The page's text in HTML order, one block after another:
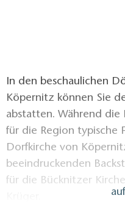
In den beschaulichen
Köpernitz können Sie
abstatten. Während
für die Region typische
Dorfkirche von
beeindruckenden
für die Bücknitzer